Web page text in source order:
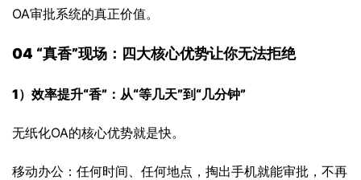
OA审批系统的真正价值。
04 “真香”现场：四大核心优势让你无法拒绝
1）效率提升“香”：从“等几天”到“几分钟”
无纸化OA的核心优势就是快。
移动办公：任何时间、任何地点，掏出手机就能审批，不再